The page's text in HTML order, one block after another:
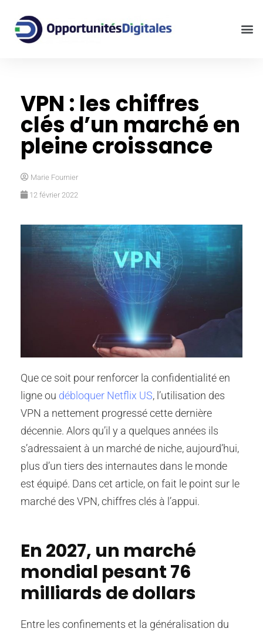
VPN : les chiffres
clés d’un marché en
pleine croissance
Marie Fournier
12 février 2022
Que ce soit pour renforcer la confidentialité en
ligne ou débloquer Netflix US, l’utilisation des
VPN a nettement progressé cette dernière
décennie. Alors qu’il y a quelques années ils
s’adressaient à un marché de niche, aujourd’hui,
plus d’un tiers des internautes dans le monde
est équipé. Dans cet article, on fait le point sur le
marché des VPN, chiffres clés à l’appui.
En 2027, un marché
mondial pesant 76
milliards de dollars
Entre les confinements et la généralisation du